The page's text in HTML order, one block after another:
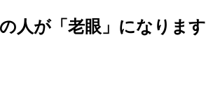
人が「老眼」になります